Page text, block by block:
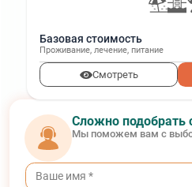
Базовая стоимость
Проживание, лечение, питание
Смотреть
Сложно подобрать
Мы поможем вам с